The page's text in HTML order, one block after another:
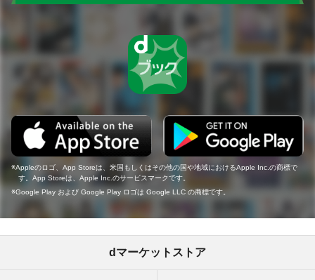
Appleのロゴ、App Storeは、米国もしくはその他の国や地域におけるApple Inc.の商標で
す。App Storeは、Apple Inc.のサービスマークです。
Google Play および Google Play ロゴは Google LLC の商標です。
dマーケットストア